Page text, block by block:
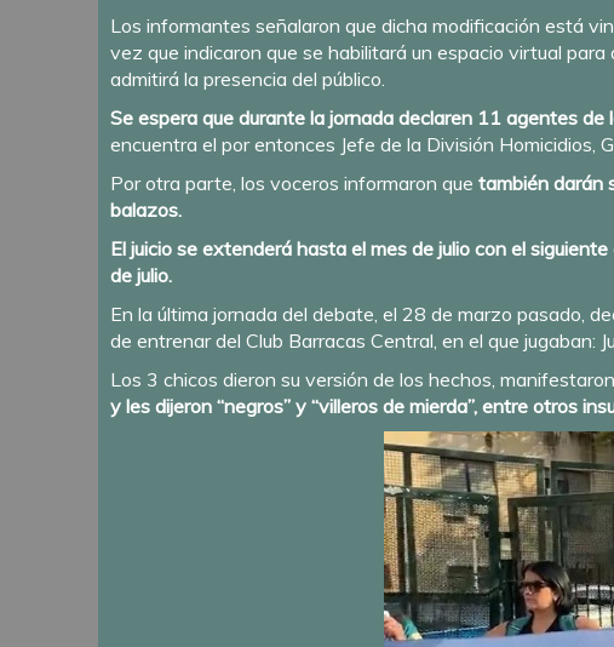
Los informantes señalaron que dicha modificación está
vez que indicaron que se habilitará un espacio virtual
admitirá la presencia del público.
Se espera que durante la jornada declaren 11 agentes
encuentra el por entonces Jefe de la División Homicidios,
Por otra parte, los voceros informaron quetambién darán
balazos.
El juicio se extenderá hasta el mes de julio con el
de julio.
En la última jornada del debate, el 28 de marzo pasado,
de entrenar del Club Barracas Central, en el que jugaban:
Los 3 chicos dieron su versión de los hechos,
y les dijeron “negros” y “villeros de mierda”, entre otros